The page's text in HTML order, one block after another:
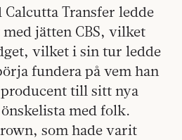
Calcutta Transfer ledde
jätten CBS, vilket
vilket i sin tur ledde
fundera på vem han
till sitt nya
med folk.
som hade varit